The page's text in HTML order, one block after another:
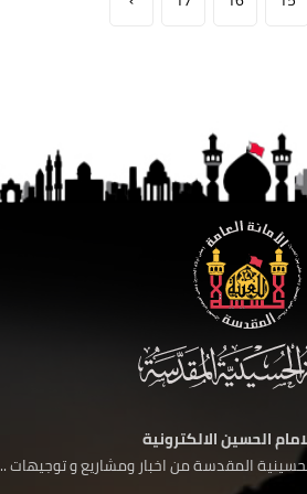
الحسين الالكترونية
المقدسة من اخبار ومشاريع و توجيهات